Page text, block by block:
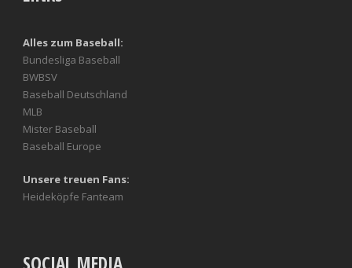
Alles zum Baseball:
Bundesliga Baseball
BWBSV
Baseball Deutschland
MLB
Mister Baseball
Baseball Europe
Unsere treuen Fans:
Heideköpfe Fanteam
SOCIAL MEDIA